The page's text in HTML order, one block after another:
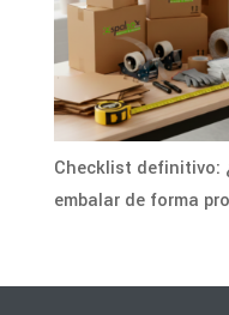
Checklist definitivo:
embalar de forma